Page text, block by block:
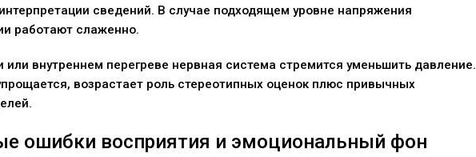
сведений. В случае подходящем уровне напряжения
работают слаженно.
или внутреннем перегреве нервная система стремится уменьшить давление.
возрастает роль стереотипных оценок плюс привычных
ошибки восприятия и эмоциональный фон